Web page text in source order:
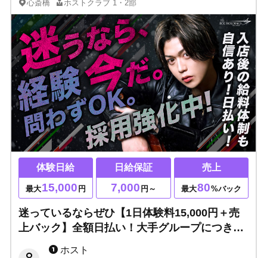
心斎橋 ホストクラブ 1・2部
体験日給
最大15,000 円
日給保証
7,000 円～
売上
最大80%バック
迷っているならぜひ【1日体験料15,000円＋売
上バック】全額日払い！大手グループにつき待
遇超充実＆入店後の給料体制も自信あり！
ホスト